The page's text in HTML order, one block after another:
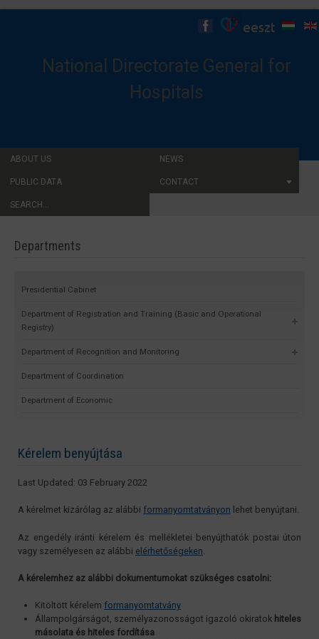
ABOUT US NEWS
PUBLIC DATA CONTACT
SEARCH...
National Directorate General for
Hospitals
Departments
Presidential Cabinet
Department of Registration and Training (Basic and Operational
Registry)
Department of Recognition and Monitoring
Department of Coordination
Department of Economic
Kérelem benyújtása
Last Updated: 03 February 2022
A kérelmet kizárólag az alábbi formanyomtatványon lehet benyújtani.
Az engedély iránti kérelem és mellékletei benyújthatók postai úton
vagy személyesen az alábbi elérhetőségeken
A kérelemhez az alábbi dokumentumokat szükséges csatolni:
Kitöltött kérelem formanyomtatvány
Állampolgárságot, személyazonosságot igazoló okiratok hiteles
másolata és hiteles fordítása